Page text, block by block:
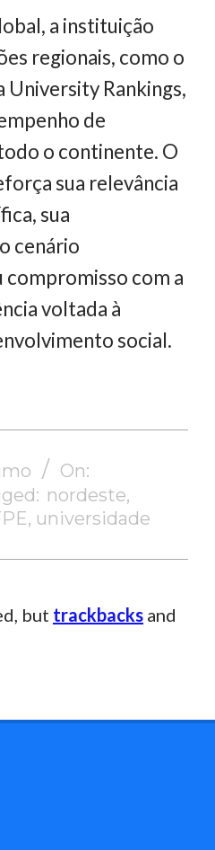
a instituição
regionais, como o
University Rankings,
de
o continente. O
sua relevância
sua
cenário
compromisso com a
voltada à
social.
On:
nordeste,
, universidade
but trackbacks and